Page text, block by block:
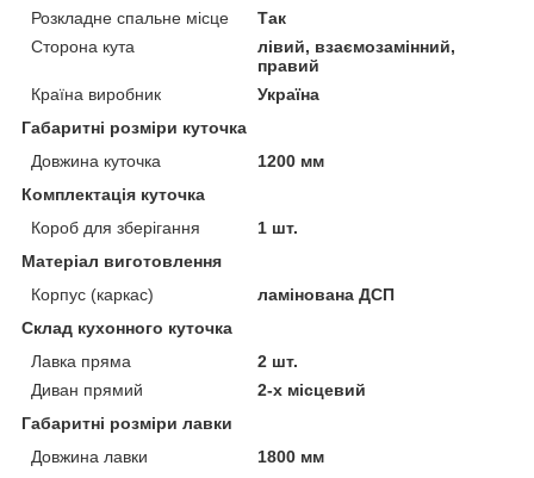
Розкладне спальне місце
Так
Сторона кута
лівий, взаємозамінний,
правий
Країна виробник
Україна
Габаритні розміри куточка
Довжина куточка
1200 мм
Комплектація куточка
Короб для зберігання
1 шт.
Матеріал виготовлення
Корпус (каркас)
ламінована ДСП
Склад кухонного куточка
Лавка пряма
2 шт.
Диван прямий
2-х місцевий
Габаритні розміри лавки
Довжина лавки
1800 мм